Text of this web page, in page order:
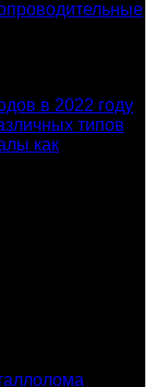
в 2022 году
типов
как